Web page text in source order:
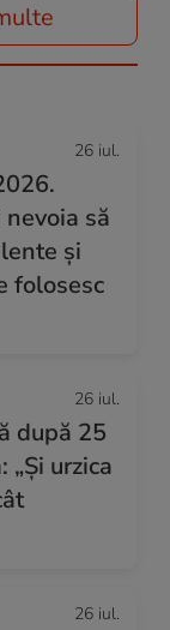
26 iul.
să
și
folosesc
26 iul.
după 25
„Și urzica
26 iul.